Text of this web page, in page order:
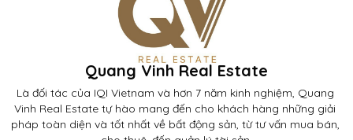
Quang Vinh Real Estate
Là đối tác của IQI Vietnam và hơn 7 năm kinh nghiệm, Quang
Vinh Real Estate tự hào mang đến cho khách hàng những giải
pháp toàn diện và tốt nhất về bất động sản, từ tư vấn mua bán,